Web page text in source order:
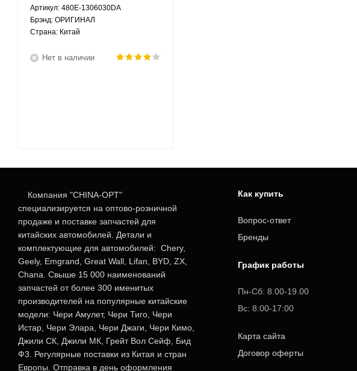
МКПП - 480E-1306030DA
ОРИГИНАЛ
Артикул: 480E-1306030DA
Брэнд: ОРИГИНАЛ
Страна: Китай
Нет в наличии
Компания "CHINA-OPT"
специализируется на оптово-розничной
продаже и поставке запчастей для
китайских автомобилей. Детали и
комплектующие для автомобилей: Chery,
Geely, Emgrand, Great Wall, Lifan, BYD, ZX,
Chana. Свыше 15 000 наименований
запчастей от более 300 именитых
производителей на популярные китайские
модели: Чери Амулет, Чери Тиго, Чери
Истар, Чери Элара, Чери Джаги, Чери Кимо,
Джили СК, Джили МК, Грейт Вол Сейф, Бид
Ф3. Регулярные поставки из Китая и стран
Европы. Отправка в день оформления
Как купить
Вопрос-ответ
Бренды
График работы
Пн-Сб: 8.00-19.00
Вс: 8:00-17:00
Карта сайта
Договор оферты